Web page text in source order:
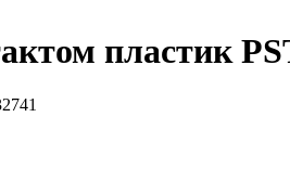
пластик